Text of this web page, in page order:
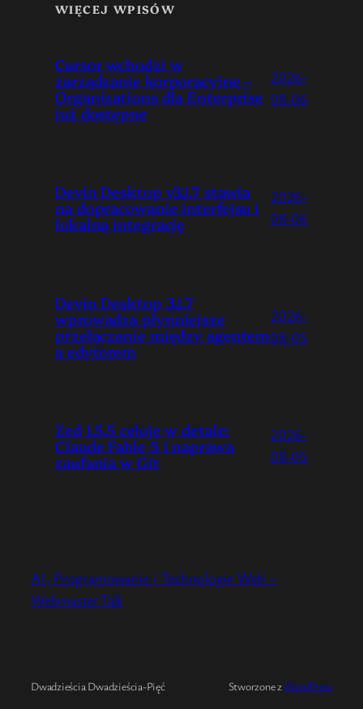
WIĘCEJ WPISÓW
Cursor wchodzi w
zarządzanie korporacyjne –
Organizations dla Enterprise
już dostępne
2026-
08-06
Devin Desktop v3.1.7 stawia
na dopracowanie interfejsu i
lokalną integrację
2026-
08-06
Devin Desktop 3.1.7
wprowadza płynniejsze
przełączanie między agentem
a edytorem
2026-
08-05
Zed 1.5.5 celuje w detale:
Claude Fable 5 i naprawa
zaufania w Git
2026-
08-05
AI, Programowanie i Technologie Web –
WebmasterTalk
Dwadzieścia Dwadzieścia-Pięć Stworzone z WordPress